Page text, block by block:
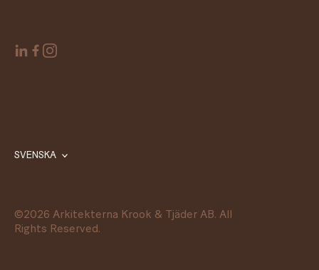
©2026 Arkitekterna Krook & Tjäder AB. All
Rights Reserved.
SVENSKA